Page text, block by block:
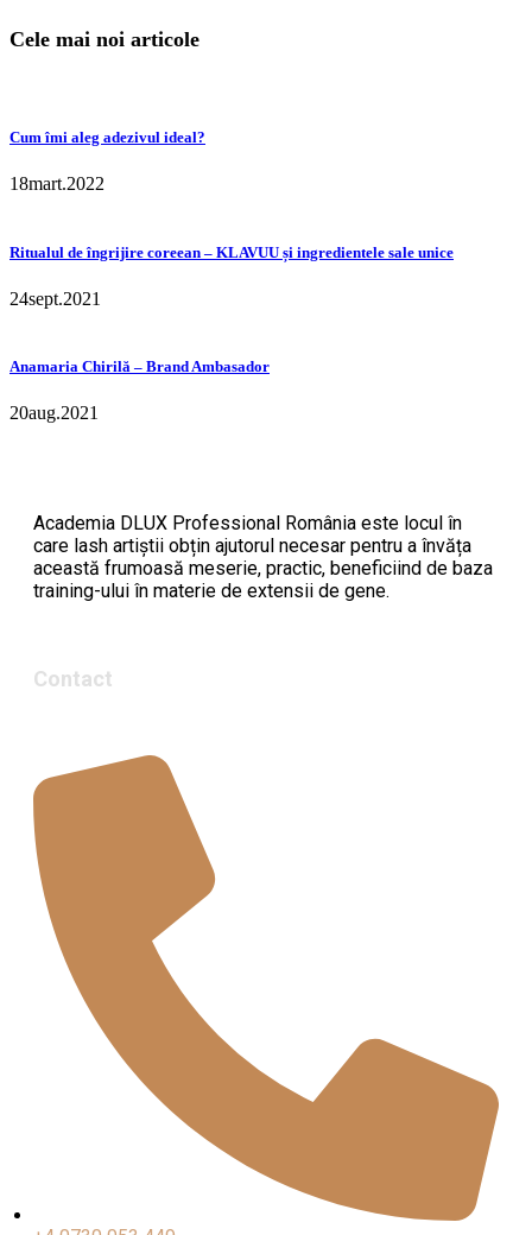
Cele mai noi articole
Cum îmi aleg adezivul ideal?
18mart.2022
Ritualul de îngrijire coreean – KLAVUU și ingredientele sale unice
24sept.2021
Anamaria Chirilă – Brand Ambasador
20aug.2021
Academia DLUX Professional România este locul în
care lash artiștii obțin ajutorul necesar pentru a învăța
această frumoasă meserie, practic, beneficiind de baza
training-ului în materie de extensii de gene.
Contact